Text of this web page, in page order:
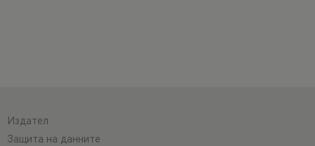
Издател
Защита на данните